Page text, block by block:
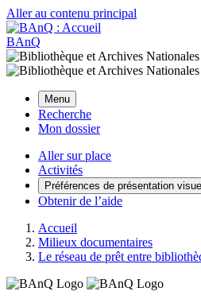
Aller au contenu principal
BAnQ
Menu
Recherche
Mon dossier
Aller sur place
Activités
Préférences de présentation
Obtenir de l’aide
Accueil
Milieux documentaires
Le réseau de prêt entre